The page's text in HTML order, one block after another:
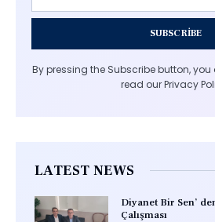
SUBSCRIBE
By pressing the Subscribe button,
read our Privacy
LATEST NEWS
Diyanet Bir Sen’
Çalışması